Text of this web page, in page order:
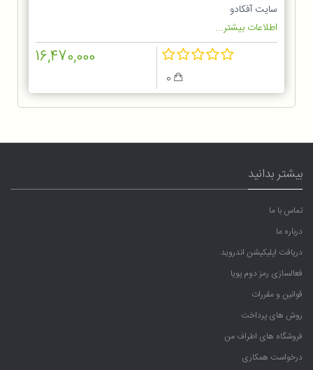
سایت آفکادو
اطلاعات بیشتر...
16,470,000
بیشتر بدانید
تماس با ما
درباره ما
دریافت اپلیکیشن اندروید
فعالسازی رمز دوم پویا
قوانین و مقررات
روش های پرداخت
فروشگاه های اطراف من
درخواست همکاری